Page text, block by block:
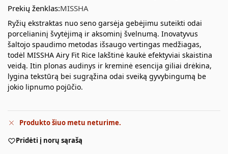
Prekių ženklas:MISSHA
Ryžių ekstraktas nuo seno garsėja gebėjimu suteikti odai
porcelianinį švytėjimą ir aksominį švelnumą. Inovatyvus
šaltojo spaudimo metodas išsaugo vertingas medžiagas,
todėl MISSHA Airy Fit Rice lakštinė kaukė efektyviai skaistina
veidą. Itin plonas audinys ir kreminė esencija giliai drėkina,
lygina tekstūrą bei sugrąžina odai sveiką gyvybingumą be
jokio lipnumo pojūčio.
Produkto šiuo metu neturime.
Pridėti į norų sąrašą